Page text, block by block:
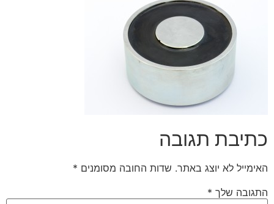
כתיבת תגובה
האימייל לא יוצג באתר. שדות החובה מסומנים *
התגובה שלך *